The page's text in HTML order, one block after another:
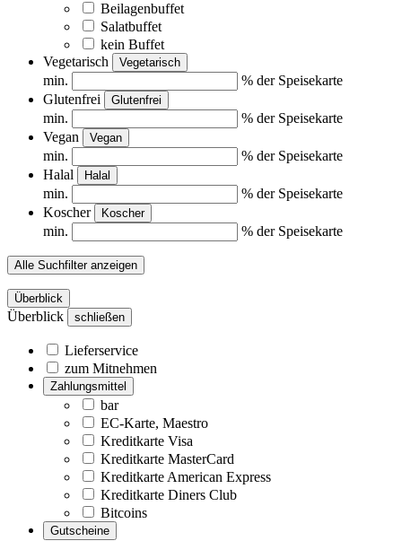
Beilagenbuffet
Salatbuffet
kein Buffet
Vegetarisch
Vegetarisch
min.
% der Speisekarte
Glutenfrei
Glutenfrei
min.
% der Speisekarte
Vegan
Vegan
min.
% der Speisekarte
Halal
Halal
min.
% der Speisekarte
Koscher
Koscher
min. % der Speisekarte
Alle Suchfilter anzeigen
Überblick
Überblick schließen
Lieferservice
zum Mitnehmen
Zahlungsmittel
bar
EC-Karte, Maestro
Kreditkarte Visa
Kreditkarte MasterCard
Kreditkarte American Express
Kreditkarte Diners Club
Bitcoins
Gutscheine